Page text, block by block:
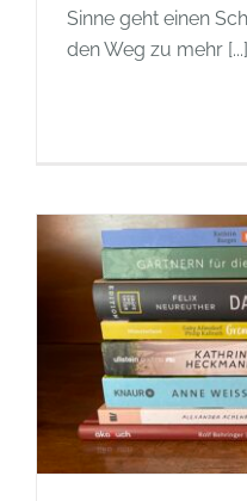
Sinne geht einen
den Weg zu mehr [...]